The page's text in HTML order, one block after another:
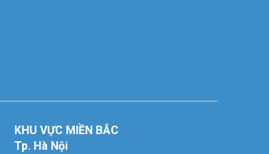
KHU VỰC MIỀN BẮC
Tp. Hà Nội